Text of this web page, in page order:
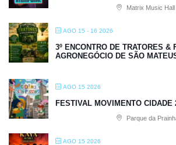
Matrix Music Hall
AGO 15 - 16 2026
3º ENCONTRO DE TRATORES &
AGRONEGÓCIO DE SÃO
AGO 15 2026
FESTIVAL MOVIMENTO CIDADE
Parque da
AGO 15 2026